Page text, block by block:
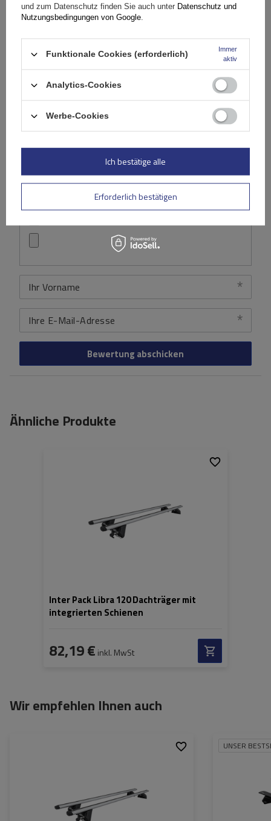
Bewertungen(0)
Ihre Bewertung schreiben
Ihre Note:
Ihr Vorname
Ihre E-Mail-Adresse
Bewertung abschicken
Ähnliche Produkte
Inter Pack Libra 120 Dachträger mit
integrierten Schienen
82,19 € inkl. MwSt
TÜV
Wir empfehlen Ihnen auch
TÜV
UNSER
und zum Datenschutz finden Sie auch unter Datenschutz und
Nutzungsbedingungen von Google.
Funktionale Cookies (erforderlich)
Immer
aktiv
Analytics-Cookies
Werbe-Cookies
Erforderlich bestätigen
Ich bestätige alle